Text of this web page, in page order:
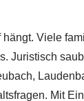
Viele
Mit